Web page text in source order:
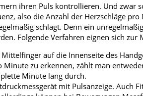
ihren Puls kontrollieren. Und zwar
also die Anzahl der Herzschläge
schlägt. Denn ein
Folgende Verfahren eignen sich zur
auf die Innenseite des
zu erkennen, zählt man
Minute lang durch.
mit Pulsanzeige. Auch